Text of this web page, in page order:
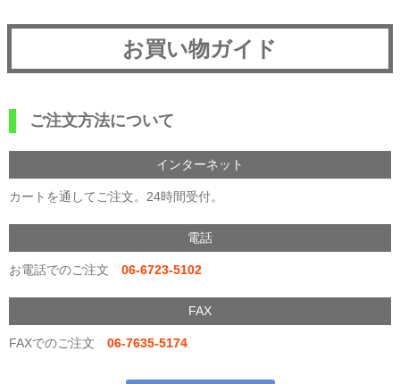
お買い物ガイド
ご注文方法について
インターネット
カートを通してご注文。24時間受付。
電話
お電話でのご注文 06-6723-5102
FAX
FAXでのご注文 06-7635-5174